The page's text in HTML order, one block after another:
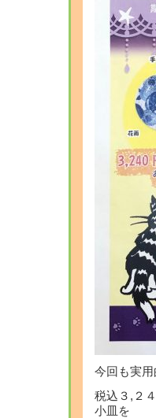
今回も実
税込３,２
小皿を